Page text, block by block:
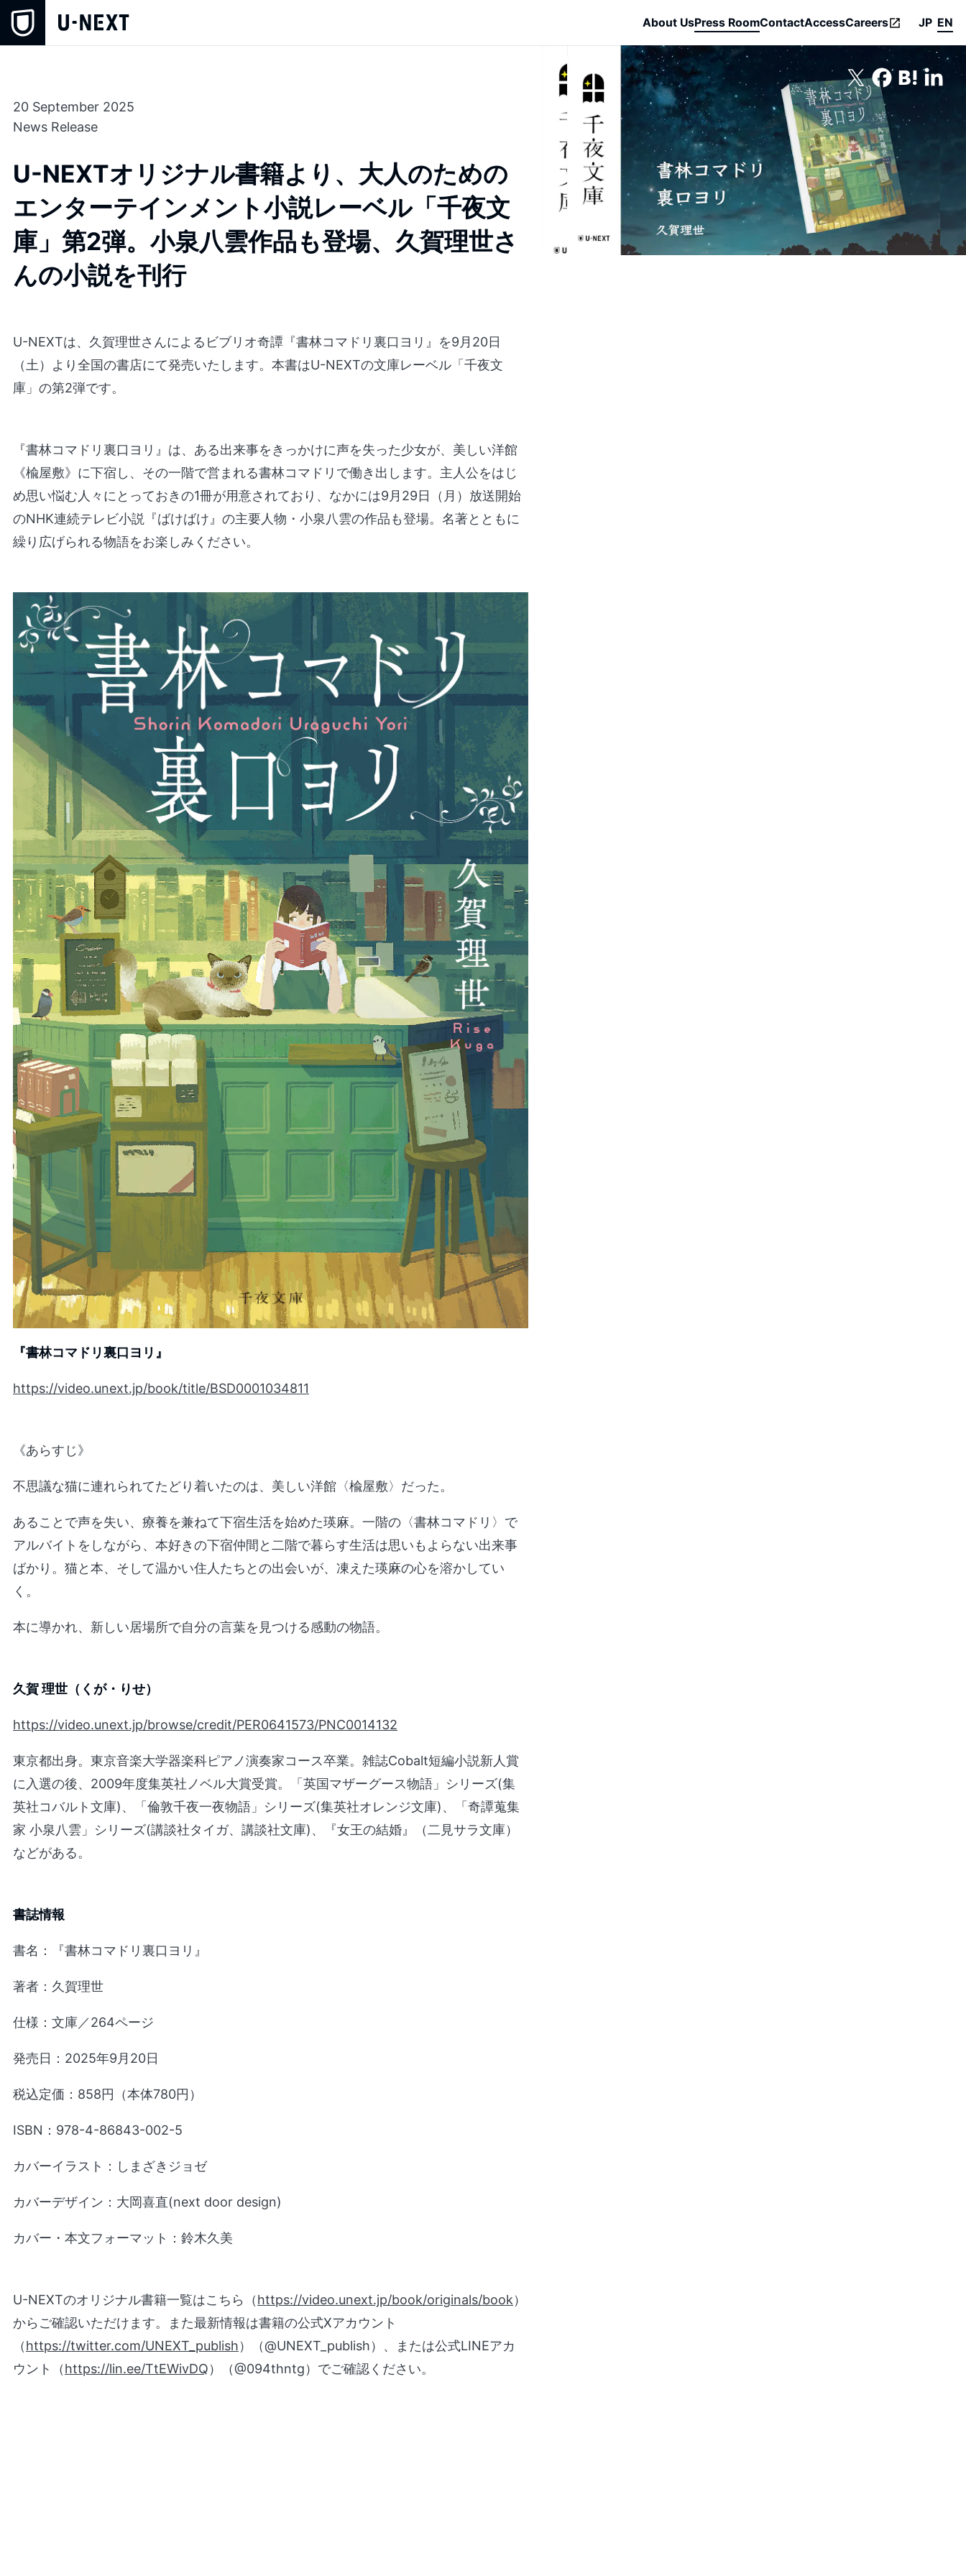
About UsPress RoomContactAccessCareers JP EN
20 September 2025
News Release
U-NEXTオリジナル書籍より、大人のための
エンターテインメント小説レーベル「千夜文
庫」第2弾。小泉八雲作品も登場、久賀理世さ
んの小説を刊行
U-NEXTは、久賀理世さんによるビブリオ奇譚『書林コマドリ裏口ヨリ』を9月20日
（土）より全国の書店にて発売いたします。本書はU-NEXTの文庫レーベル「千夜文
庫」の第2弾です。
『書林コマドリ裏口ヨリ』は、ある出来事をきっかけに声を失った少女が、美しい洋館
《楡屋敷》に下宿し、その一階で営まれる書林コマドリで働き出します。主人公をはじ
め思い悩む人々にとっておきの1冊が用意されており、なかには9月29日（月）放送開始
のNHK連続テレビ小説『ばけばけ』の主要人物・小泉八雲の作品も登場。名著とともに
繰り広げられる物語をお楽しみください。
『書林コマドリ裏口ヨリ』
https://video.unext.jp/book/title/BSD0001034811
《あらすじ》
不思議な猫に連れられてたどり着いたのは、美しい洋館〈楡屋敷〉だった。
あることで声を失い、療養を兼ねて下宿生活を始めた瑛麻。一階の〈書林コマドリ〉で
アルバイトをしながら、本好きの下宿仲間と二階で暮らす生活は思いもよらない出来事
ばかり。猫と本、そして温かい住人たちとの出会いが、凍えた瑛麻の心を溶かしてい
く。
本に導かれ、新しい居場所で自分の言葉を見つける感動の物語。
久賀 理世（くが・りせ）
https://video.unext.jp/browse/credit/PER0641573/PNC0014132
東京都出身。東京音楽大学器楽科ピアノ演奏家コース卒業。雑誌Cobalt短編小説新人賞
に入選の後、2009年度集英社ノベル大賞受賞。「英国マザーグース物語」シリーズ(集
英社コバルト文庫)、「倫敦千夜一夜物語」シリーズ(集英社オレンジ文庫)、「奇譚蒐集
家 小泉八雲」シリーズ(講談社タイガ、講談社文庫)、『女王の結婚』（二見サラ文庫）
などがある。
書誌情報
書名：『書林コマドリ裏口ヨリ』
著者：久賀理世
仕様：文庫／264ページ
発売⽇：2025年9⽉20日
税込定価：858円（本体780円）
ISBN：978-4-86843-002-5
カバーイラスト：しまざきジョゼ
カバーデザイン：大岡喜直(next door design)
カバー・本文フォーマット：鈴木久美
U-NEXTのオリジナル書籍一覧はこちら（https://video.unext.jp/book/originals/book）
からご確認いただけます。また最新情報は書籍の公式Xアカウント
（https://twitter.com/UNEXT_publish）（@UNEXT_publish）、または公式LINEアカ
ウント（https://lin.ee/TtEWivDQ）（@094thntg）でご確認ください。